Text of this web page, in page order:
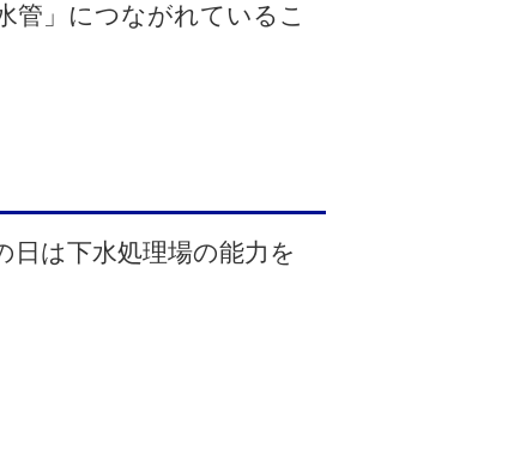
管」につながれているこ
は下水処理場の能力を